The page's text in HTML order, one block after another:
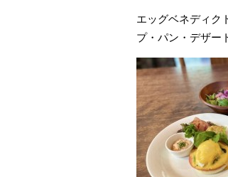
エッグベネディク
プ・パン・デザー